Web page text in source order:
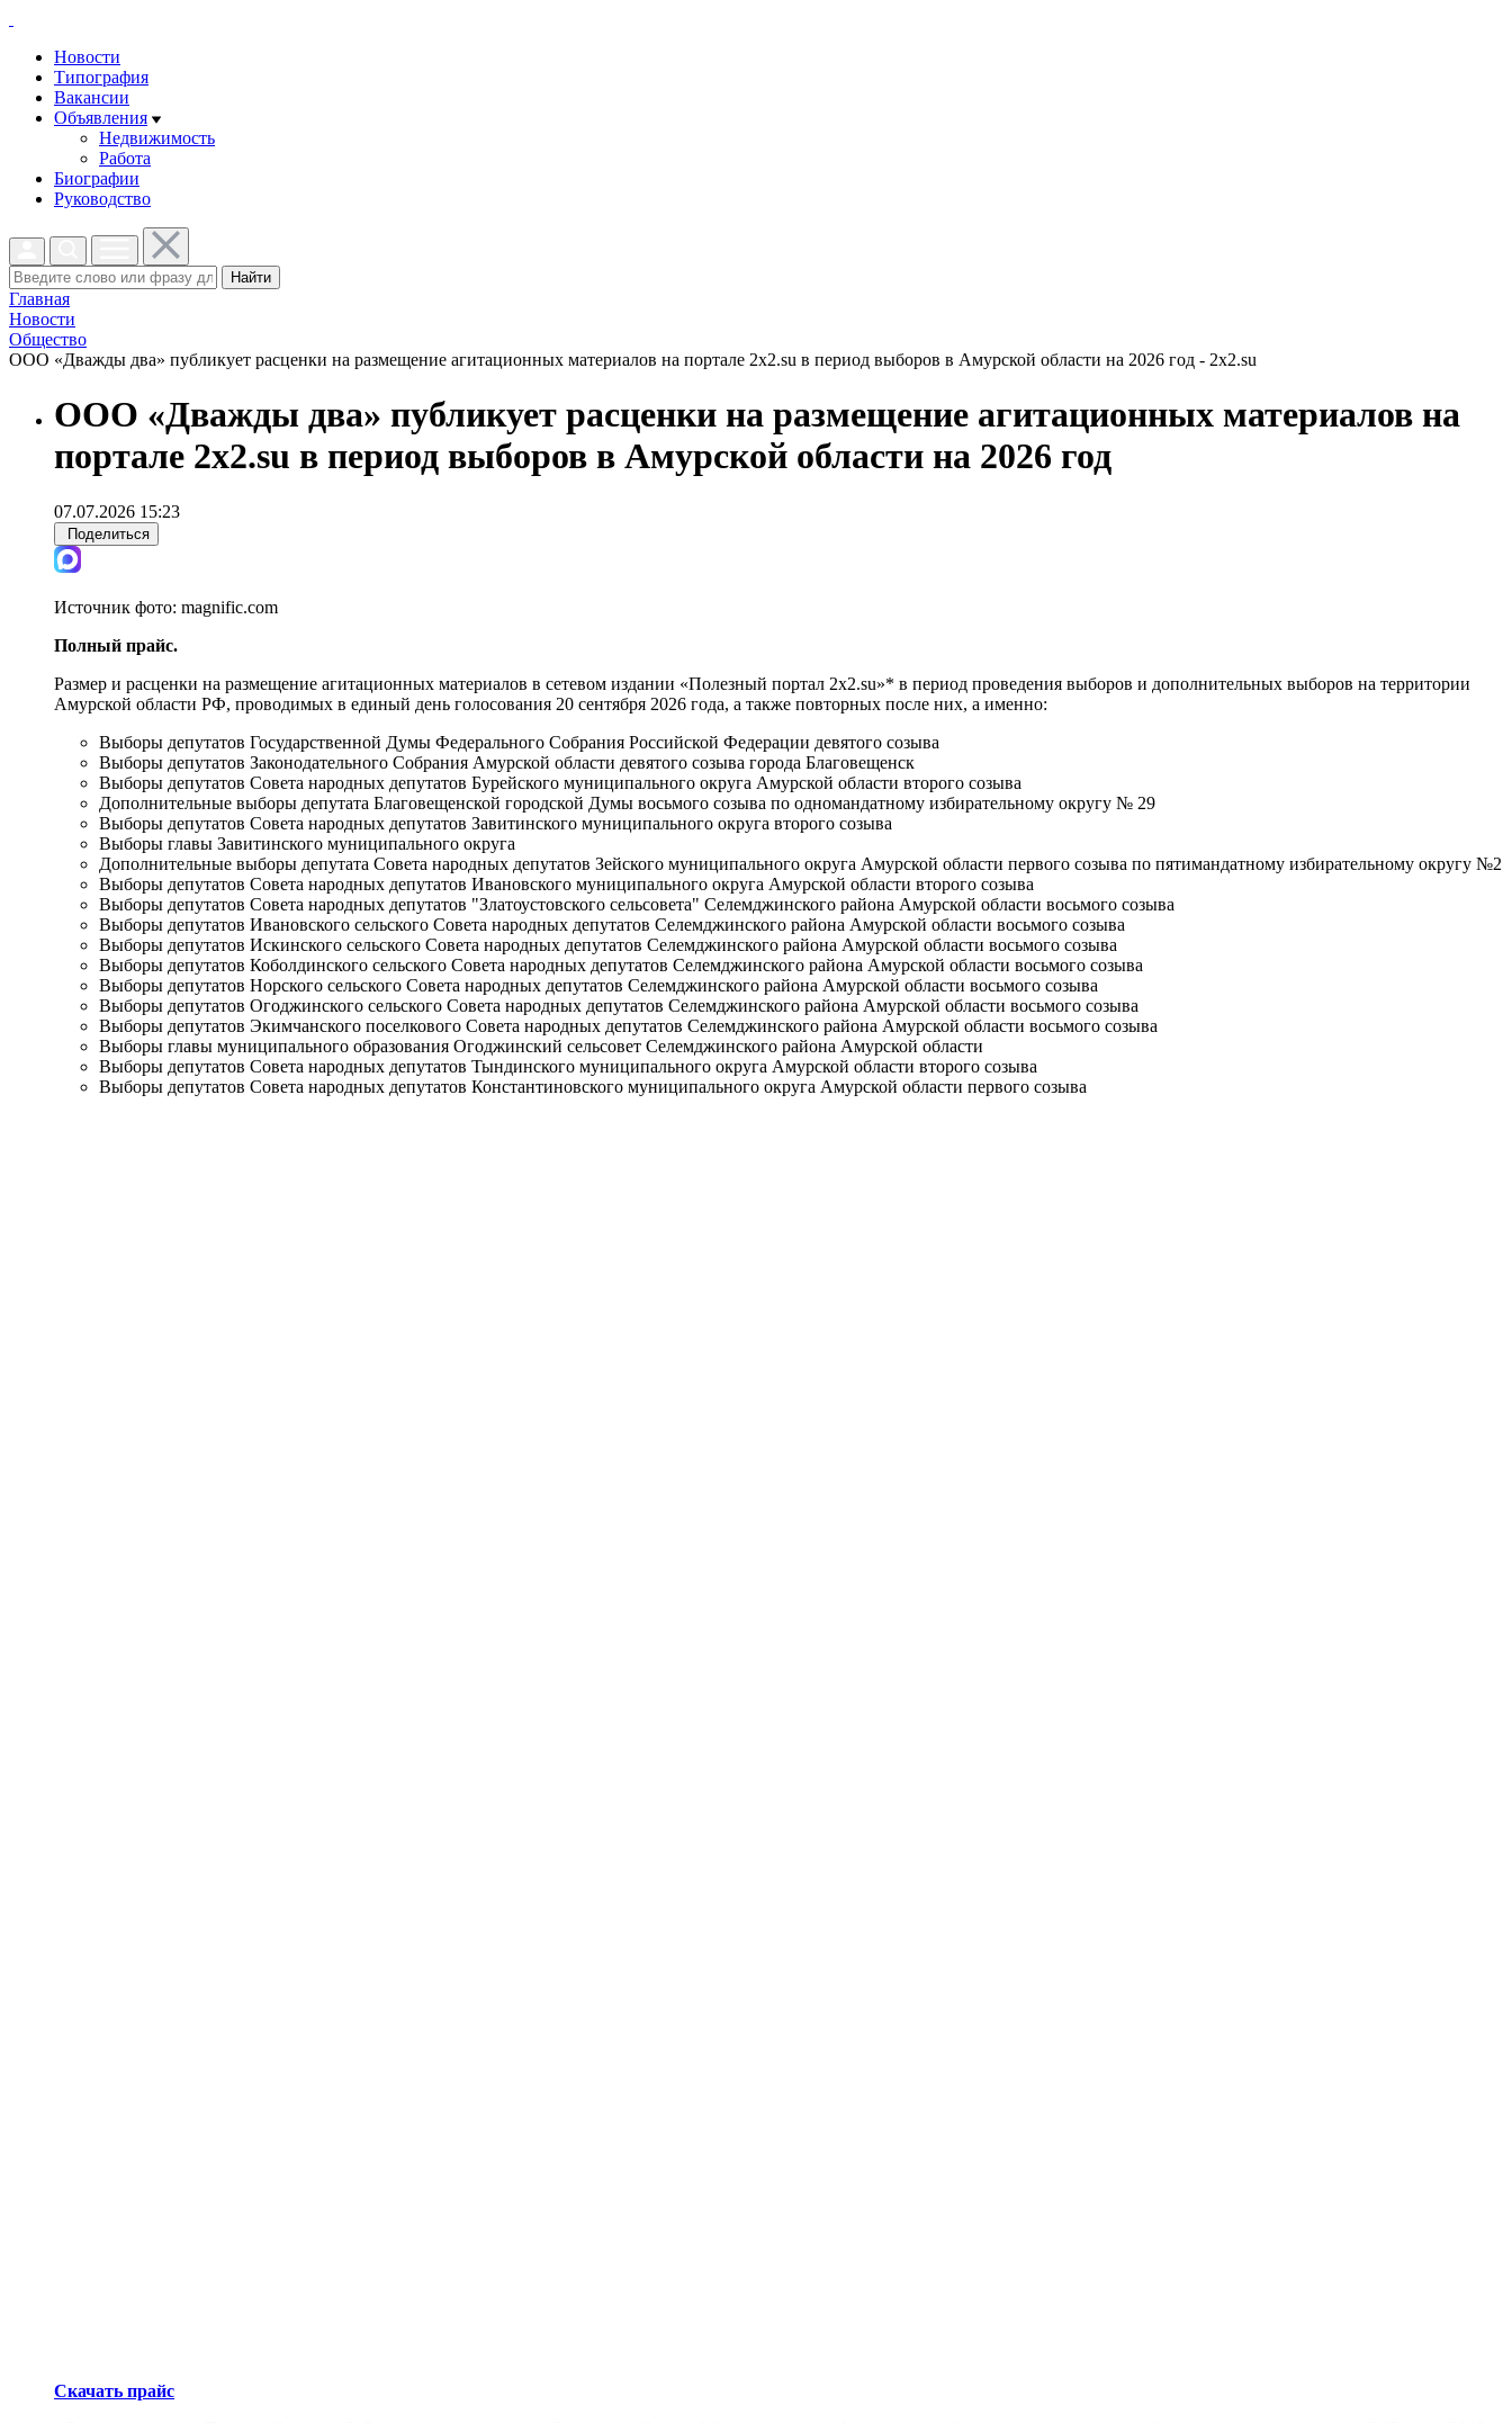
Новости
Типография
Вакансии
Объявления
Недвижимость
Работа
Биографии
Руководство
Найти
Главная
Новости
Общество
ООО «Дважды два» публикует расценки на размещение агитационных материалов на портале 2х2.su в период выборов в Амурской области на 2026 год - 2x2.su
ООО «Дважды два» публикует расценки на размещение агитационных материалов на
портале 2х2.su в период выборов в Амурской области на 2026 год
07.07.2026 15:23
Поделиться
Источник фото: magnific.com
Полный прайс.
Размер и расценки на размещение агитационных материалов в сетевом издании «Полезный портал 2x2.su»* в период проведения выборов и дополнительных выборов на территории
Амурской области РФ, проводимых в единый день голосования 20 сентября 2026 года, а также повторных после них, а именно:
Выборы депутатов Государственной Думы Федерального Собрания Российской Федерации девятого созыва
Выборы депутатов Законодательного Собрания Амурской области девятого созыва города Благовещенск
Выборы депутатов Совета народных депутатов Бурейского муниципального округа Амурской области второго созыва
Дополнительные выборы депутата Благовещенской городской Думы восьмого созыва по одномандатному избирательному округу № 29
Выборы депутатов Совета народных депутатов Завитинского муниципального округа второго созыва
Выборы главы Завитинского муниципального округа
Дополнительные выборы депутата Совета народных депутатов Зейского муниципального округа Амурской области первого созыва по пятимандатному избирательному округу №2
Выборы депутатов Совета народных депутатов Ивановского муниципального округа Амурской области второго созыва
Выборы депутатов Совета народных депутатов "Златоустовского сельсовета" Селемджинского района Амурской области восьмого созыва
Выборы депутатов Ивановского сельского Совета народных депутатов Селемджинского района Амурской области восьмого созыва
Выборы депутатов Искинского сельского Совета народных депутатов Селемджинского района Амурской области восьмого созыва
Выборы депутатов Коболдинского сельского Совета народных депутатов Селемджинского района Амурской области восьмого созыва
Выборы депутатов Норского сельского Совета народных депутатов Селемджинского района Амурской области восьмого созыва
Выборы депутатов Огоджинского сельского Совета народных депутатов Селемджинского района Амурской области восьмого созыва
Выборы депутатов Экимчанского поселкового Совета народных депутатов Селемджинского района Амурской области восьмого созыва
Выборы главы муниципального образования Огоджинский сельсовет Селемджинского района Амурской области
Выборы депутатов Совета народных депутатов Тындинского муниципального округа Амурской области второго созыва
Выборы депутатов Совета народных депутатов Константиновского муниципального округа Амурской области первого созыва
Скачать прайс